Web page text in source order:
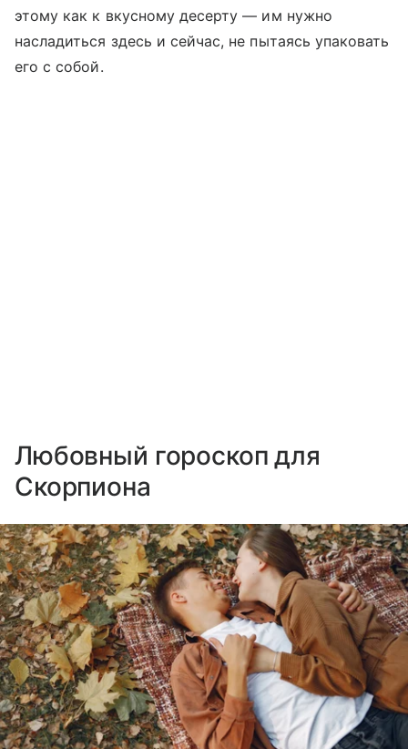
этому как к вкусному десерту — им нужно
насладиться здесь и сейчас, не пытаясь упаковать
его с собой.
Любовный гороскоп для
Скорпиона